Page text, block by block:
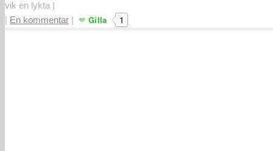
vik en lykta |
| En kommentar | 1
Gilla